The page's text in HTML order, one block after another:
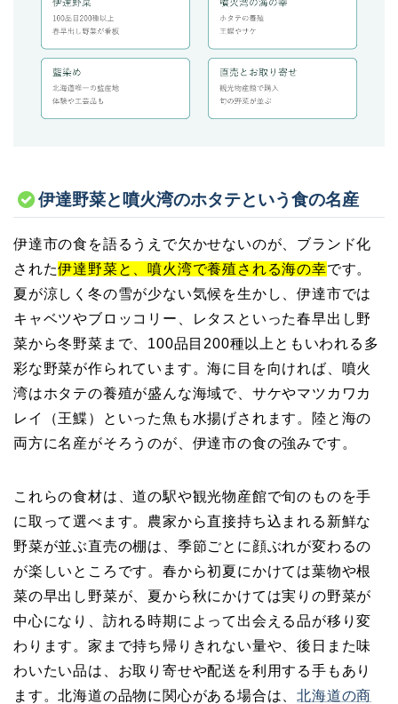
伊達野菜と噴火湾のホタテという食の名産
伊達市の食を語るうえで欠かせないのが、ブランド化
された伊達野菜と、噴火湾で養殖される海の幸です。
夏が涼しく冬の雪が少ない気候を生かし、伊達市では
キャベツやブロッコリー、レタスといった春早出し野
菜から冬野菜まで、100品目200種以上ともいわれる多
彩な野菜が作られています。海に目を向ければ、噴火
湾はホタテの養殖が盛んな海域で、サケやマツカワカ
レイ（王鰈）といった魚も水揚げされます。陸と海の
両方に名産がそろうのが、伊達市の食の強みです。
これらの食材は、道の駅や観光物産館で旬のものを手
に取って選べます。農家から直接持ち込まれる新鮮な
野菜が並ぶ直売の棚は、季節ごとに顔ぶれが変わるの
が楽しいところです。春から初夏にかけては葉物や根
菜の早出し野菜が、夏から秋にかけては実りの野菜が
中心になり、訪れる時期によって出会える品が移り変
わります。家まで持ち帰りきれない量や、後日また味
わいたい品は、お取り寄せや配送を利用する手もあり
ます。北海道の品物に関心がある場合は、北海道の商